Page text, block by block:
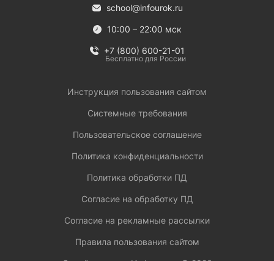
school@infourok.ru
10:00 – 22:00 мск
+7 (800) 600-21-01
Бесплатно для России
Инструкция пользования сайтом
Системные требования
Пользовательское соглашение
Политика конфиденциальности
Политика обработки ПД
Согласие на обработку ПД
Согласие на рекламные рассылки
Правила пользования сайтом